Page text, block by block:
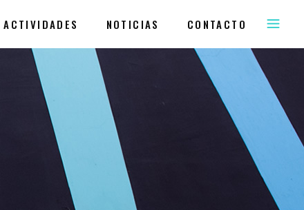
ACTIVIDADES NOTICIAS CONTACTO